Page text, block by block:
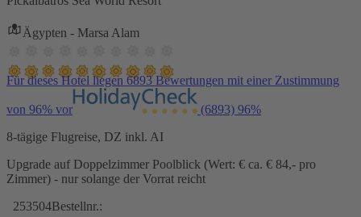
Ägypten - Marsa Alam
Für dieses Hotel liegen 6893 Bewertungen mit einer Zustimmung
von 96% vor (6893) 96%
8-tägige Flugreise, DZ inkl. AI
Upgrade auf Doppelzimmer Poolblick (Wert: € ca. € 84,- pro
Zimmer) - nur solange der Vorrat reicht
253504Bestellnr.: